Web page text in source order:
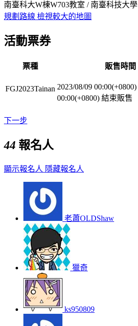
南臺科大W棟W703教室 / 南臺科技大學
規劃路線 檢視較大的地圖
活動票券
票種 販售時間
FGJ2023Tainan 2023/08/09 00:00(+0800)
00:00(+0800) 結束販售
下一步
44 報名人
顯示報名人 隱藏報名人
老蕭OLDShaw
獵奇
ks950809